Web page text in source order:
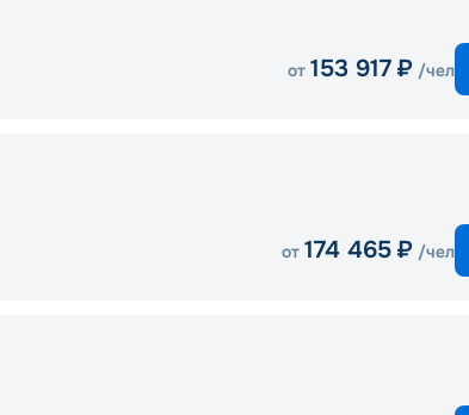
от 153 917 ₽ /чел
от 174 465 ₽ /чел